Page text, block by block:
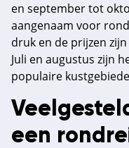
en september tot
aangenaam voor
druk en de prijzen
Juli en augustus zijn
populaire
een